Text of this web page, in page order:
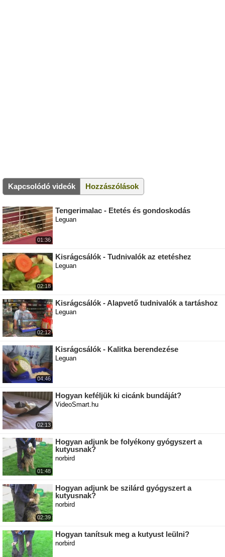
Kapcsolódó videók Hozzászólások
01:36
Tengerimalac - Etetés és gondoskodás
Leguan
02:18
Kisrágcsálók - Tudnivalók az etetéshez
Leguan
02:12
Kisrágcsálók - Alapvető tudnivalók a tartáshoz
Leguan
04:46
Kisrágcsálók - Kalitka berendezése
Leguan
02:13
Hogyan keféljük ki cicánk bundáját?
VideoSmart.hu
01:48
Hogyan adjunk be folyékony gyógyszert a
kutyusnak?
norbird
02:39
Hogyan adjunk be szilárd gyógyszert a
kutyusnak?
norbird
Hogyan tanítsuk meg a kutyust leülni?
norbird